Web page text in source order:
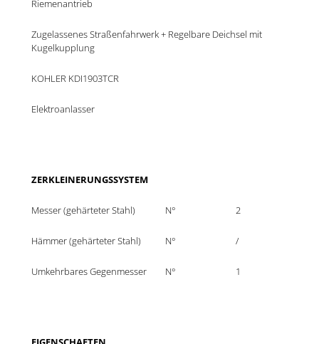
Riemenantrieb
Zugelassenes Straßenfahrwerk + Regelbare Deichsel mit
Kugelkupplung
KOHLER KDI1903TCR
Elektroanlasser
ZERKLEINERUNGSSYSTEM
Messer (gehärteter Stahl) N° 2
Hämmer (gehärteter Stahl) N° /
Umkehrbares Gegenmesser N° 1